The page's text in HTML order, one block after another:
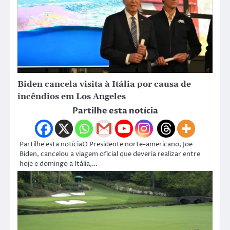
Biden cancela visita à Itália por causa de
incêndios em Los Angeles
Partilhe esta notícia
Partilhe esta notíciaO Presidente norte-americano, Joe
Biden, cancelou a viagem oficial que deveria realizar entre
hoje e domingo a Itália,…